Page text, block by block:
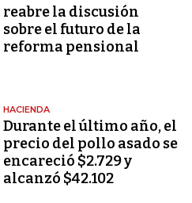
reabre la discusión
sobre el futuro de la
reforma pensional
HACIENDA
Durante el último año, el
precio del pollo asado se
encareció $2.729 y
alcanzó $42.102